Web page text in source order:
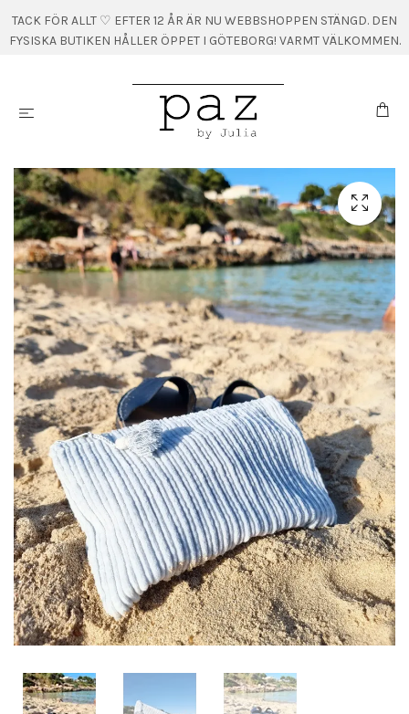
TACK FÖR ALLT ♡ EFTER 12 ÅR ÄR NU WEBBSHOPPEN STÄNGD. DEN
FYSISKA BUTIKEN HÅLLER ÖPPET I GÖTEBORG! VARMT VÄLKOMMEN.